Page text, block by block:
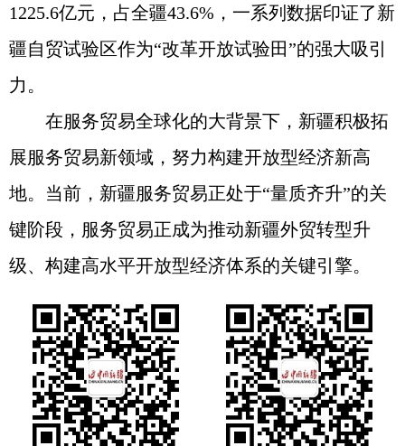
1225.6亿元，占全疆43.6%，一系列数据印证了新
疆自贸试验区作为“改革开放试验田”的强大吸引
力。
在服务贸易全球化的大背景下，新疆积极拓
展服务贸易新领域，努力构建开放型经济新高
地。当前，新疆服务贸易正处于“量质齐升”的关
键阶段，服务贸易正成为推动新疆外贸转型升
级、构建高水平开放型经济体系的关键引擎。